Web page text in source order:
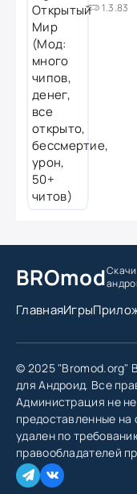
1.3.83
BROmod
ГлавнаяИгры
© 2025 "Bromod.org"
для Андроид. Все
Администрация не
предоставленные
удален по
правообладателей